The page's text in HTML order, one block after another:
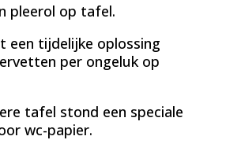
pleerol op tafel.
een tijdelijke oplossing
per ongeluk op
tafel stond een speciale
wc-papier.